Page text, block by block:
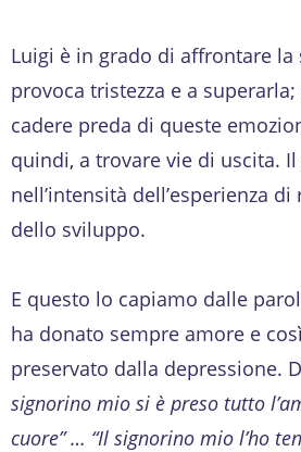
Luigi è in grado di affrontare la
provoca tristezza e a
cadere preda di queste
quindi, a trovare vie di uscita.
nell’intensità dell’esperienza
dello sviluppo.
E questo lo capiamo dalle
ha donato sempre amore e
preservato dalla depressione.
signorino mio si è preso tutto
cuore” … “Il signorino mio l’ho